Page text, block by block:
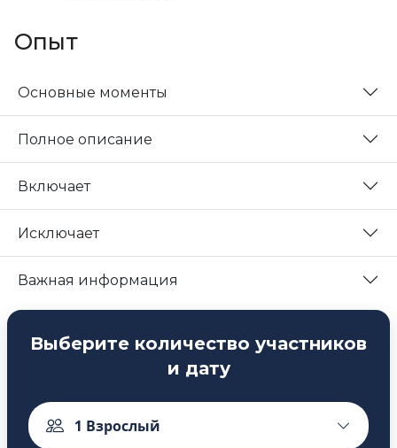
Опыт
Основные моменты
Полное описание
Включает
Исключает
Важная информация
Выберите количество участников
и дату
1 Взрослый